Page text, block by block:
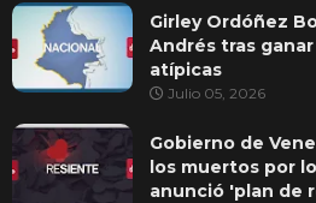
Girley Ordóñez
Andrés tras
atípicas
Julio 05, 2026
Gobierno de
los muertos por
anunció 'plan de